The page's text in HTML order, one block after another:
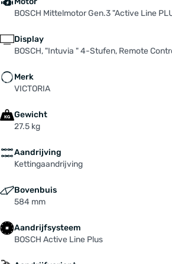
Voorbouw: CONTEC "Lida", 31,8
Ahead, verstellbar, schwarz
einstellbar, Lockout, 63mm
Female
Zadelpen: CONTEC "Kano", 27,2
BOSCH Mittelmotor Gen.3 "Active Line
Display
BOSCH, "Intuvia " 4-Stufen, Remote
Merk
VICTORIA
Gewicht
27.5 kg
Aandrijving
Kettingaandrijving
Bovenbuis
584 mm
Aandrijfsysteem
BOSCH Active Line Plus